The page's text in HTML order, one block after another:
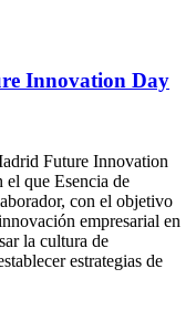
Innovation Day
Future Innovation
que Esencia de
con el objetivo
empresarial en
la cultura de
estrategias de